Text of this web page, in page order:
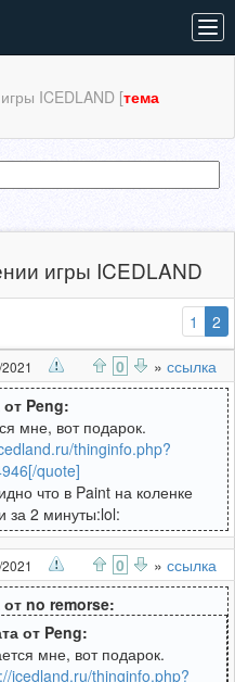
ICEDLAND [тема
игры ICEDLAND
1 2
0 » ссылка
от Peng:
мне, вот подарок.
thinginfo.php?
quote]
что в Paint на коленке
за 2 минуты:lol:
0 » ссылка
от no remorse:
от Peng:
мне, вот подарок.
icedland.ru/thinginfo.php?